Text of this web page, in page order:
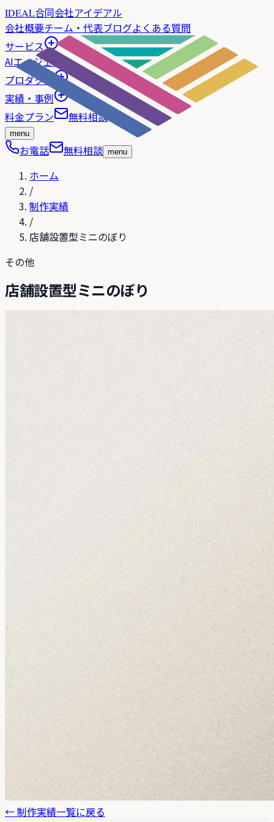
IDEAL合同会社アイデアル
会社概要チーム・代表ブログよくある質問
サービス
AIエージェント
プロダクト
実績・事例
料金プラン
無料相談
menu
お電話 無料相談 menu
ホーム
/
制作実績
/
店舗設置型ミニのぼり
その他
店舗設置型ミニのぼり
← 制作実績一覧に戻る